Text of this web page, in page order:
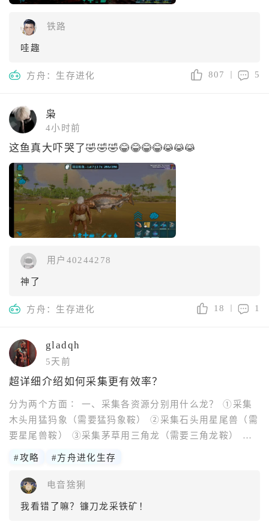
铁路
哇趣
方舟：生存进化 807 5
枭
4小时前
这鱼真大吓哭了🤣🤣🤣😂😂😂😂😹😹😹
用户40244278
神了
方舟：生存进化 18 1
gladqh
5天前
超详细介绍如何采集更有效率？
分为两个方面∶ 一、采集各资源分别用什么龙？ ①采集
木头用猛犸象（需要猛犸象鞍） ②采集石头用星尾兽（需
要星尾兽鞍） ③采集茅草用三角龙（需要三角龙鞍） ④
采集浆果用三角龙、雷龙、巨犀（都需要龙鞍） ⑤采集纤
#攻略 #方舟进化生存
电音猞猁
我看错了嘛？镰刀龙采铁矿！